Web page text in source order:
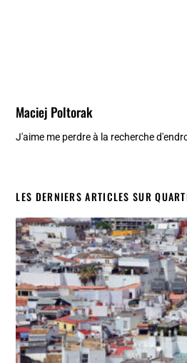
Maciej Poltorak
J'aime me perdre à la recherche
LES DERNIERS ARTICLES SUR